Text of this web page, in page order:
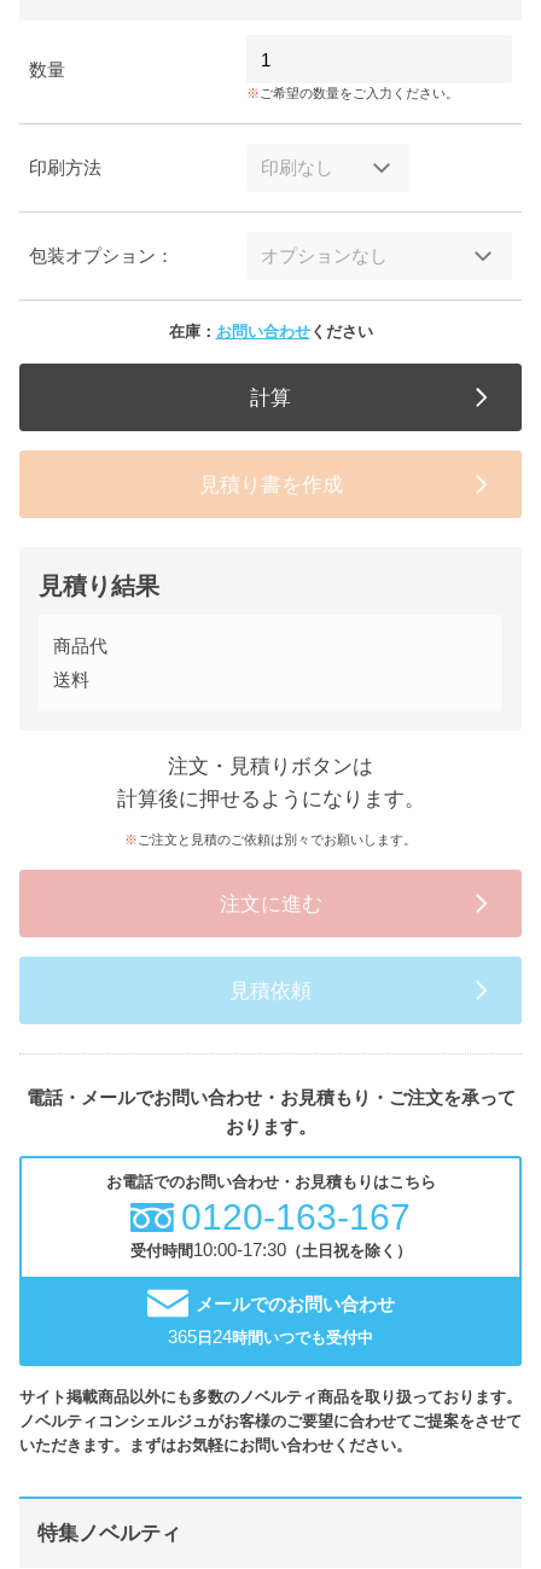
数量
ご希望の数量をご入力ください。
印刷方法
包装オプション：
在庫： お問い合わせください
計算
見積り書を作成
見積り結果
商品代
送料
注文・見積りボタンは
計算後に押せるようになります。
ご注文と見積のご依頼は別々でお願いします。
注文に進む
見積依頼
電話・メールでお問い合わせ・お見積もり・ご注文を承って
おります。
お電話でのお問い合わせ・お見積もりはこちら
0120-163-167
受付時間10:00-17:30（土日祝を除く）
メールでのお問い合わせ
365 日 24時間いつでも受付中
サイト掲載商品以外にも多数のノベルティ商品を取り扱っております。
ノベルティコンシェルジュがお客様のご要望に合わせてご提案をさせて
いただきます。まずはお気軽にお問い合わせください。
特集ノベルティ